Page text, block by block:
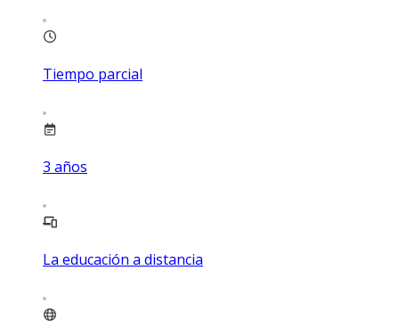
Tiempo parcial
3 años
La educación a distancia